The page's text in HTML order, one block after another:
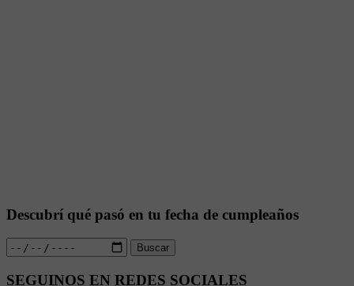
Descubrí qué pasó en tu fecha de cumpleaños
Buscar
SEGUINOS EN REDES SOCIALES